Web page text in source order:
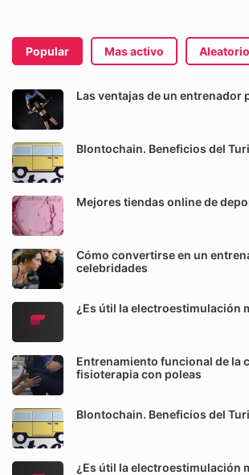
Popular Mas activo Aleatorio
Las ventajas de un entrenador
Blontochain. Beneficios del
Mejores tiendas online de
Cómo convertirse en un
celebridades
¿Es útil la electroestimulación
Entrenamiento funcional de la
fisioterapia con poleas
Blontochain. Beneficios del
¿Es útil la electroestimulación